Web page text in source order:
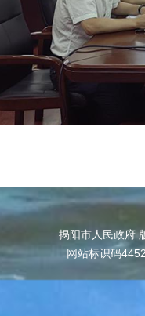
揭阳市人民政府
网站标识码